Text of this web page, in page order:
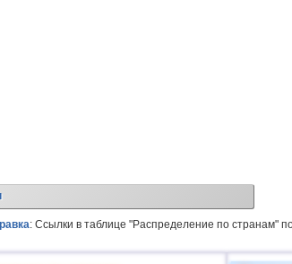
: Ссылки в таблице "Распределение по странам"